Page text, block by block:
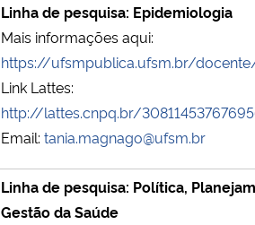
Linha de pesquisa: Epidemiologia
Mais informações aqui:
https://ufsmpublica.ufsm.br/
Link Lattes:
http://lattes.cnpq.br/
Email: tania.magnago@ufsm.br
Linha de pesquisa: Política,
Gestão da Saúde